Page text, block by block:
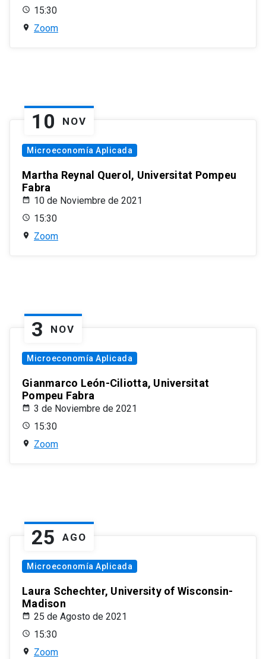
15:30
Zoom
10 NOV
Microeconomía Aplicada
Martha Reynal Querol, Universitat Pompeu
Fabra
10 de Noviembre de 2021
15:30
Zoom
3 NOV
Microeconomía Aplicada
Gianmarco León-Ciliotta, Universitat
Pompeu Fabra
3 de Noviembre de 2021
15:30
Zoom
25 AGO
Microeconomía Aplicada
Laura Schechter, University of Wisconsin-
Madison
25 de Agosto de 2021
15:30
Zoom